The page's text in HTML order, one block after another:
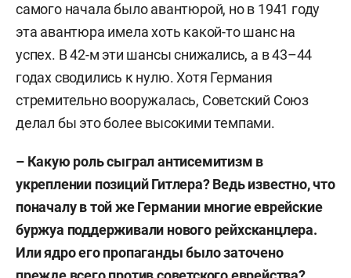
самого начала было авантюрой, но в 1941 году
эта авантюра имела хоть какой-то шанс на
успех. В 42-м эти шансы снижались, а в 43–44
годах сводились к нулю. Хотя Германия
стремительно вооружалась, Советский Союз
делал бы это более высокими темпами.
– Какую роль сыграл антисемитизм в
укреплении позиций Гитлера? Ведь известно, что
поначалу в той же Германии многие еврейские
буржуа поддерживали нового рейхсканцлера.
Или ядро его пропаганды было заточено